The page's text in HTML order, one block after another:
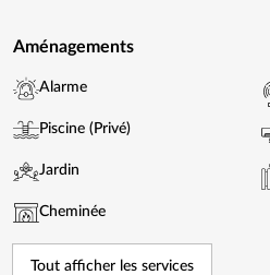
Aménagements
Alarme
Piscine (Privé)
Jardin
Cheminée
Tout afficher les services